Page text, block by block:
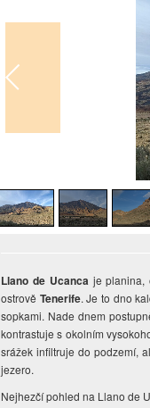
Llano de Ucanca je planina,
ostrově Tenerife. Je to dno
sopkami. Nade dnem
kontrastuje s okolním
srážek infiltruje do podzemí,
jezero.
Nejhezčí pohled na Llano de